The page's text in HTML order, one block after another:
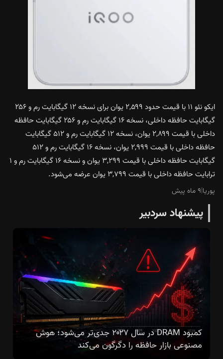
ایکو نئو ۱۱ با قیمت حدود ۲,۵۹۹ یوان برای نسخه ۱۲ گیگابایت رم و ۲۵۶
گیگابایت حافظه داخلی، نسخه ۱۶ گیگابایت رم و ۲۵۶ گیگابایت حافظه
داخلی با قیمت ۲,۸۹۹ یوان، نسخه ۱۲ گیگابایت رم و ۵۱۲ گیگابایت
حافظه داخلی با قیمت ۲,۹۹۹ یوان، نسخه ۱۶ گیگابایت رم و ۵۱۲
گیگابایت حافظه داخلی با قیمت ۳,۲۹۹ یوان و نسخه ۱۶ گیگابایت رم و ۱
ترابایت حافظه داخلی با قیمت ۳,۷۹۹ یوان عرضه می‌شود.
پوریا|۹ ماه پیش
پیشنهاد سردبیر
کمبود DRAM در سال ۲۰۲۷ جدی‌تر می‌شود؛ هوش
مصنوعی بازار حافظه را دگرگون می‌کند